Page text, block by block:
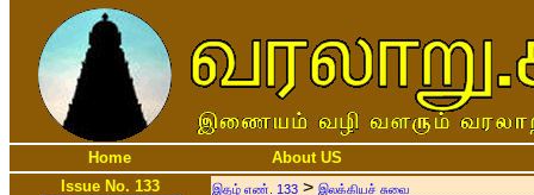
Home
About US
Issue No. 133
இதழ் எண். 133 > இலக்கியச் சுவை